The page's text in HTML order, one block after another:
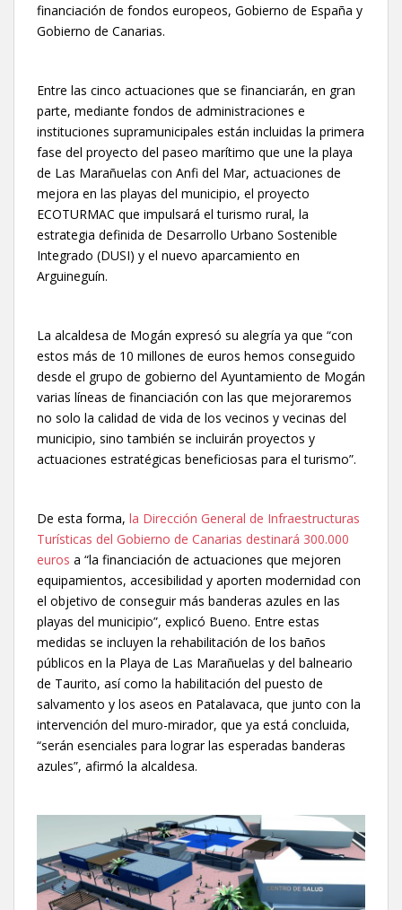
financiación de fondos europeos, Gobierno de España y
Gobierno de Canarias.
Entre las cinco actuaciones que se financiarán, en gran
parte, mediante fondos de administraciones e
instituciones supramunicipales están incluidas la primera
fase del proyecto del paseo marítimo que une la playa
de Las Marañuelas con Anfi del Mar, actuaciones de
mejora en las playas del municipio, el proyecto
ECOTURMAC que impulsará el turismo rural, la
estrategia definida de Desarrollo Urbano Sostenible
Integrado (DUSI) y el nuevo aparcamiento en
Arguineguín.
La alcaldesa de Mogán expresó su alegría ya que “con
estos más de 10 millones de euros hemos conseguido
desde el grupo de gobierno del Ayuntamiento de Mogán
varias líneas de financiación con las que mejoraremos
no solo la calidad de vida de los vecinos y vecinas del
municipio, sino también se incluirán proyectos y
actuaciones estratégicas beneficiosas para el turismo”.
De esta forma, la Dirección General de Infraestructuras
Turísticas del Gobierno de Canarias destinará 300.000
euros a “la financiación de actuaciones que mejoren
equipamientos, accesibilidad y aporten modernidad con
el objetivo de conseguir más banderas azules en las
playas del municipio”, explicó Bueno. Entre estas
medidas se incluyen la rehabilitación de los baños
públicos en la Playa de Las Marañuelas y del balneario
de Taurito, así como la habilitación del puesto de
salvamento y los aseos en Patalavaca, que junto con la
intervención del muro-mirador, que ya está concluida,
“serán esenciales para lograr las esperadas banderas
azules”, afirmó la alcaldesa.